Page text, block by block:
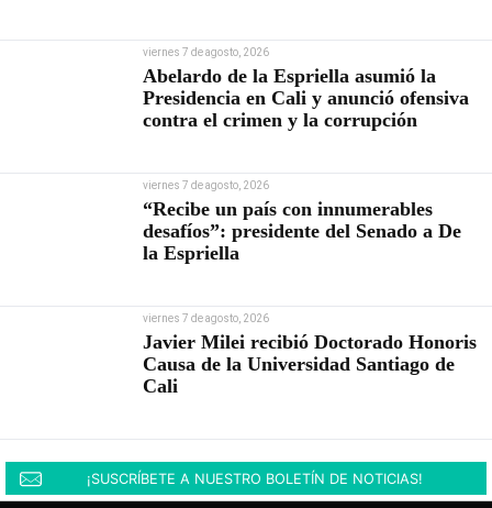
viernes 7 de agosto, 2026
Abelardo de la Espriella asumió la
Presidencia en Cali y anunció ofensiva
contra el crimen y la corrupción
viernes 7 de agosto, 2026
“Recibe un país con innumerables
desafíos”: presidente del Senado a De
la Espriella
viernes 7 de agosto, 2026
Javier Milei recibió Doctorado Honoris
Causa de la Universidad Santiago de
Cali
¡SUSCRÍBETE A NUESTRO BOLETÍN DE NOTICIAS!